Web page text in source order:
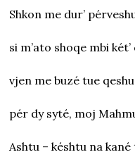
Shkon me dur’
si m’ato shoqe mbi két’
vjen me buzé tue
pér dy syté, moj
Ashtu – késhtu na kané